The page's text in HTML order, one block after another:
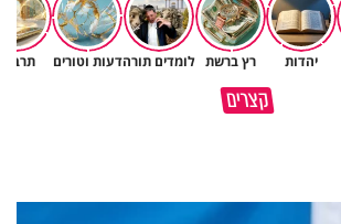
יהדות רץ ברשת לומדים תורהדעות וטורים
קצרים